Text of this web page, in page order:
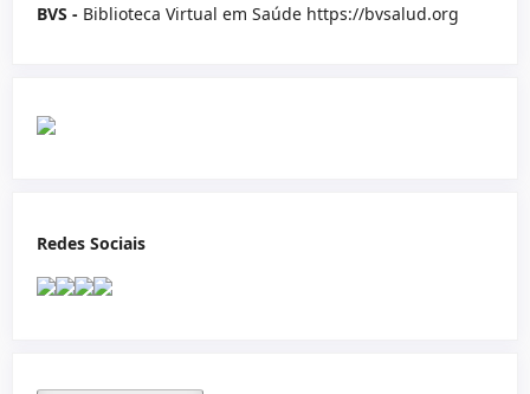
BVS - Biblioteca Virtual em Saúde https://bvsalud.org
Redes Sociais